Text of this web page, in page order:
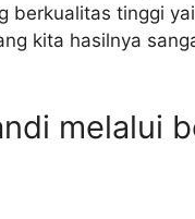
tinggi
kita hasilnya
melalui